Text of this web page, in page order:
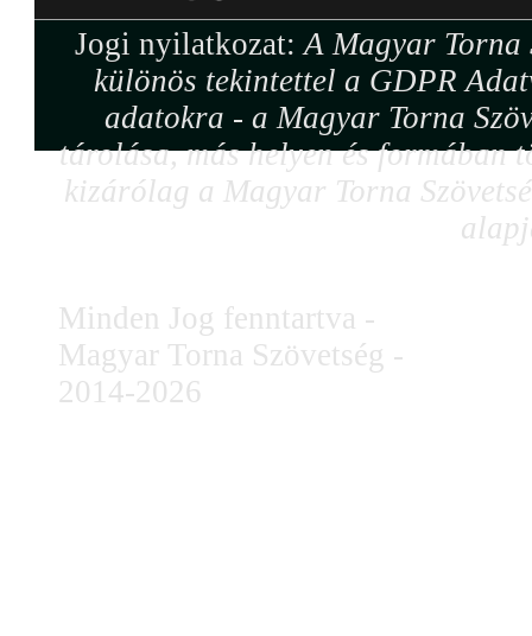
Jogi nyilatkozat:A Magyar Torna
különös tekintettel a GDPR
adatokra - a Magyar Torna
tárolása, más helyen és formában
kizárólag a Magyar Torna
Minden Jog fenntartva -
Magyar Torna Szövetség -
2014-2026